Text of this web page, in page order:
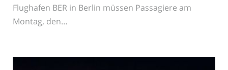
Flughafen BER in Berlin müssen Passagiere am
Montag, den…